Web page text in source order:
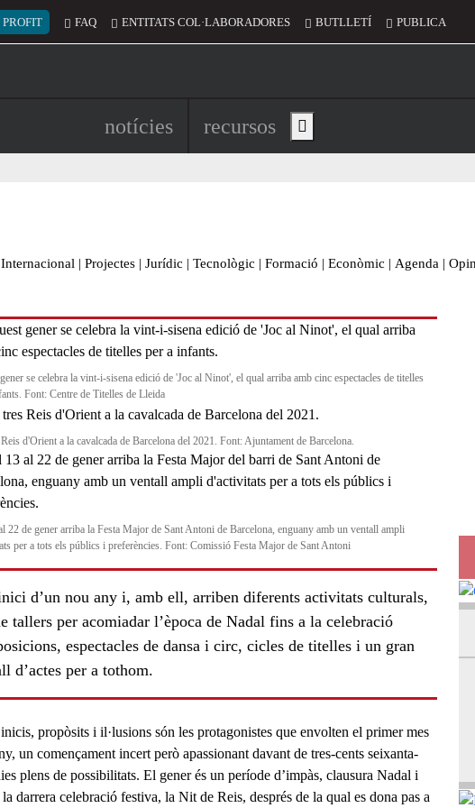
del compte d'usuari
PROFIT FAQ ENTITATS COL·LABORADORES BUTLLETÍ PUBLICA
Navegació principal de l'encapçalament
notícies recursos Show main menu
Internacional | Projectes | Jurídic | Tecnològic | Formació | Econòmic | Agenda |
se celebra la vint-i-sisena edició de 'Joc al Ninot', el qual arriba amb cinc espectacles de titelles
Font: Centre de Titelles de Lleida
d'Orient a la cavalcada de Barcelona del 2021. Font: Ajuntament de Barcelona.
22 de gener arriba la Festa Major de Sant Antoni de Barcelona, enguany amb un ventall ampli
per a tots els públics i preferències. Font: Comissió Festa Major de Sant Antoni
d’un nou any i, amb ell, arriben diferents activitats culturals,
tallers per acomiadar l’època de Nadal fins a la celebració
espectacles de dansa i circ, cicles de titelles i un gran
d’actes per a tothom.
propòsits i il·lusions són les protagonistesque envolten el primer mes
un començament incert però apassionant davant de tres-cents seixanta-
plens de possibilitats. El gener és un període d’impàs, clausura Nadal i
darrera celebració festiva, la Nit de Reis, després de la qual es dona pas a